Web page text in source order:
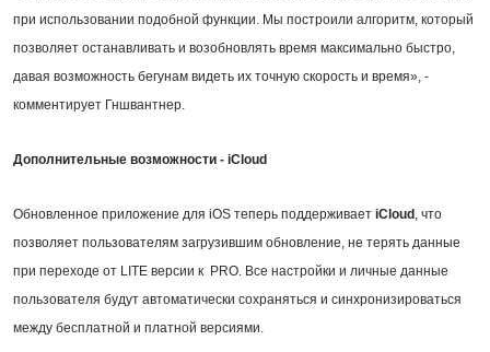
при использовании подобной функции. Мы построили алгоритм, который
позволяет останавливать и возобновлять время максимально быстро,
давая возможность бегунам видеть их точную скорость и время», -
комментирует Гншвантнер.
Дополнительные возможности - iCloud
Обновленное приложение для iOS теперь поддерживает iCloud , что
позволяет пользователям загрузившим обновление, не терять данные
при переходе от LITE версии к PRO. Все настройки и личные данные
пользователя будут автоматически сохраняться и синхронизироваться
между бесплатной и платной версиями.